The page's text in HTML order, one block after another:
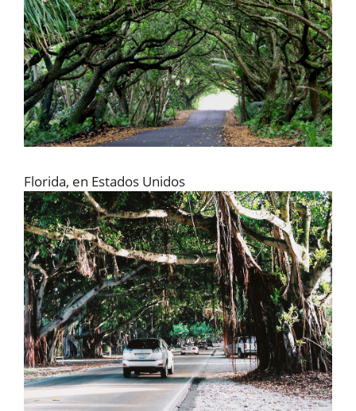
Florida, en Estados Unidos